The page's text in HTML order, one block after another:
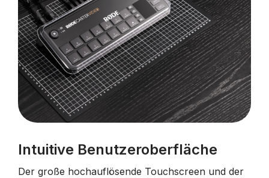
Intuitive Benutzeroberfläche
Der große hochauflösende Touchscreen und der